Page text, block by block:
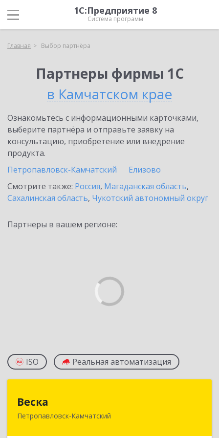
1С:Предприятие 8
Система программ
Главная Выбор партнёра
Партнеры фирмы 1С
в Камчатском крае
Ознакомьтесь с информационными карточками,
выберите партнёра и отправьте заявку на
консультацию, приобретение или внедрение
продукта.
Петропавловск-Камчатский
Елизово
Смотрите также: Россия, Магаданская область,
Сахалинская область, Чукотский автономный округ
Партнеры в вашем регионе:
ISO Реальная автоматизация
Веска
Петропавловск-Камчатский
683031, Камчатский край, Петропавловск-